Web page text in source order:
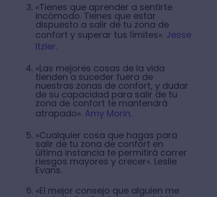
«Tienes que aprender a sentirte
incómodo. Tienes que estar
dispuesto a salir de tu zona de
confort y superar tus límites». Jesse
Itzler.
«Las mejores cosas de la vida
tienden a suceder fuera de
nuestras zonas de confort, y dudar
de su capacidad para salir de tu
zona de confort te mantendrá
atrapado». Amy Morin.
«Cualquier cosa que hagas para
salir de tu zona de confort en
última instancia te permitirá correr
riesgos mayores y crecer». Leslie
Evans.
«El mejor consejo que alguien me